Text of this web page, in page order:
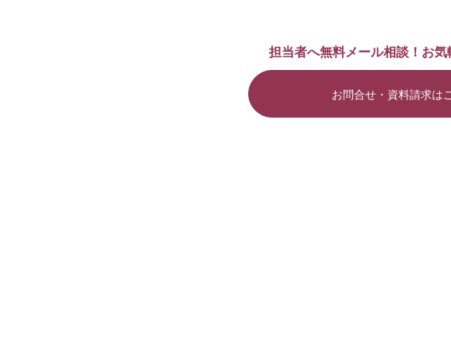
担当者へ無料メール相談！お気
お問合せ・資料請求は